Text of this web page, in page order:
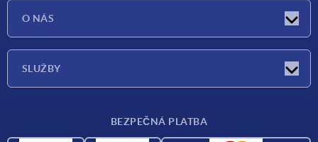
O NÁS
SLUŽBY
BEZPEČNÁ PLATBA